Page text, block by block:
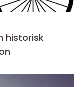
historisk